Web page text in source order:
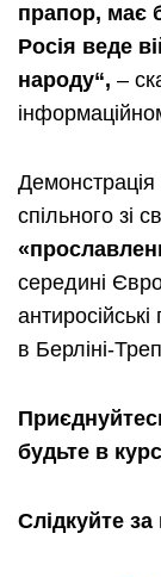
прапор, має
Росія веде
народу“, –
Демонстрація
спільного зі
середині
в Берліні-
будьте в
Слідкуйте